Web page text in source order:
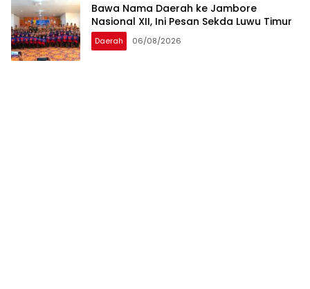
Bawa Nama Daerah ke Jambore
Nasional XII, Ini Pesan Sekda Luwu Timur
Daerah 06/08/2026